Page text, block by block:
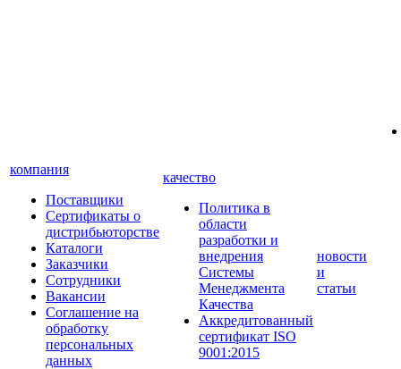
компания
Поставщики
Сертификаты о
дистрибьюторстве
Каталоги
Заказчики
Сотрудники
Вакансии
Соглашение на
обработку
персональных
данных
качество
Политика в
области
разработки и
внедрения
Системы
Менеджмента
Качества
Аккредитованный
сертификат ISO
9001:2015
новости
и
статьи